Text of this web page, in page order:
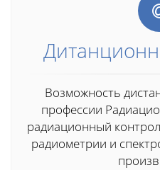
Возможность
профессии
радиационный
радиометрии и